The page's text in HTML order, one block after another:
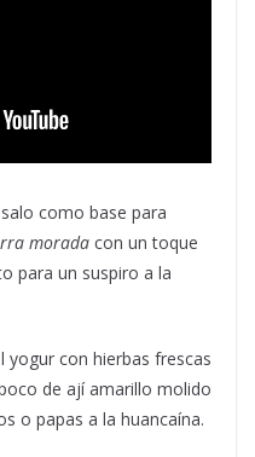
como base para
morada con un toque
para un suspiro a la
yogur con hierbas frescas
de ají amarillo molido
o papas a la huancaína.